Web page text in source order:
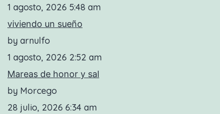
1 agosto, 2026 5:48 am
viviendo un sueño
by arnulfo
1 agosto, 2026 2:52 am
Mareas de honor y sal
by Morcego
28 julio, 2026 6:34 am